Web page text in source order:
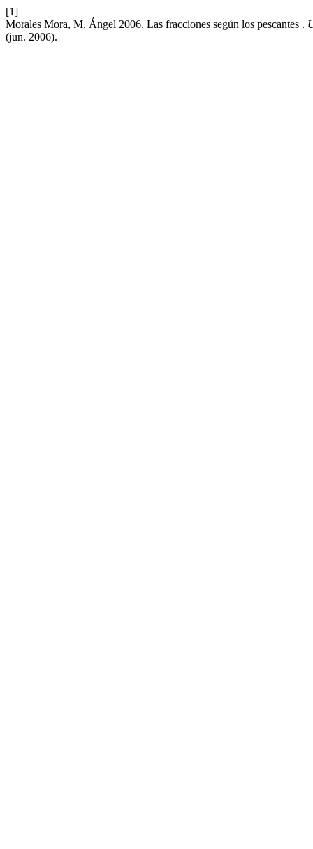
[1]
Morales Mora, M. Ángel 2006. Las fracciones según los pescantes .
(jun. 2006).